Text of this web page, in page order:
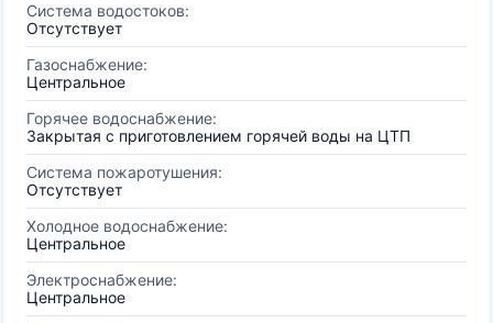
Система водостоков:
Отсутствует
Газоснабжение:
Центральное
Горячее водоснабжение:
Закрытая с приготовлением горячей воды на ЦТП
Система пожаротушения:
Отсутствует
Холодное водоснабжение:
Центральное
Электроснабжение:
Центральное